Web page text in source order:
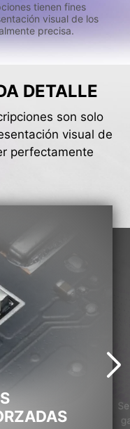
tienen fines
visual de los
precisa.
DETALLE
son solo
visual de
perfectamente